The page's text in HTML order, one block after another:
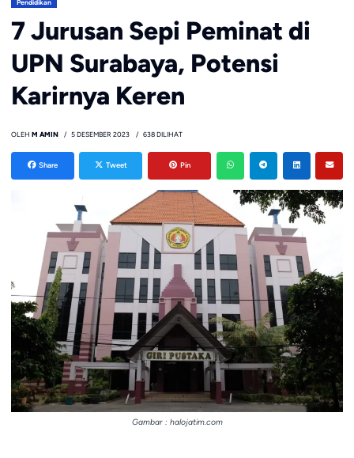
Pendidikan
7 Jurusan Sepi Peminat di
UPN Surabaya, Potensi
Karirnya Keren
OLEH M AMIN 5 DESEMBER 2023 638 DILIHAT
Share Tweet Pin
Gambar : halojatim.com